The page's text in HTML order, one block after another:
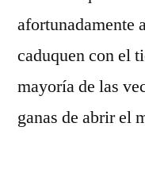
afortunadamente
caduquen con el
mayoría de las
ganas de abrir el